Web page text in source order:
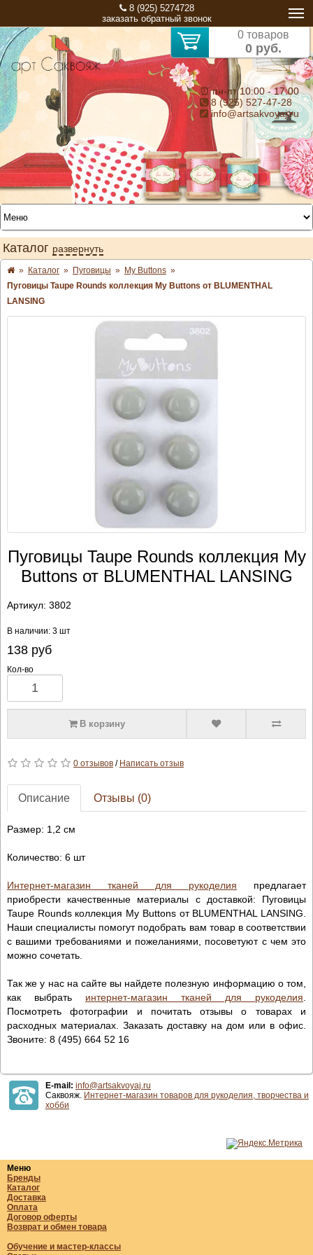
8 (925) 5274728
заказать обратный звонок
0 товаров
0 руб.
⏰ пн-пт 10:00 - 17:00
8 (925) 527-47-28
info@artsakvoyaj.ru
Каталог развернуть
» Каталог » Пуговицы » My Buttons »
Пуговицы Taupe Rounds коллекция My Buttons от BLUMENTHAL
LANSING
Пуговицы Taupe Rounds коллекция My
Buttons от BLUMENTHAL LANSING
Артикул: 3802
В наличии: 3 шт
138руб
Кол-во
В корзину
0 отзывов/ Написать отзыв
Описание Отзывы (0)
Размер: 1,2 см
Количество: 6 шт
Интернет-магазин тканей для рукоделия предлагает
приобрести качественные материалы с доставкой: Пуговицы
Taupe Rounds коллекция My Buttons от BLUMENTHAL LANSING.
Наши специалисты помогут подобрать вам товар в соответствии
с вашими требованиями и пожеланиями, посоветуют с чем это
можно сочетать.
Так же у нас на сайте вы найдете полезную информацию о том,
как выбрать интернет-магазин тканей для рукоделия
Посмотреть фотографии и почитать отзывы о товарах и
расходных материалах. Заказать доставку на дом или в офис.
Звоните: 8 (495) 664 52 16
E-mail: info@artsakvoyaj.ru
Саквояж. Интернет-магазин товаров для рукоделия, творчества и
хобби
Меню
Бренды
Каталог
Доставка
Оплата
Договор оферты
Возврат и обмен товара
Обучение и мастер-классы